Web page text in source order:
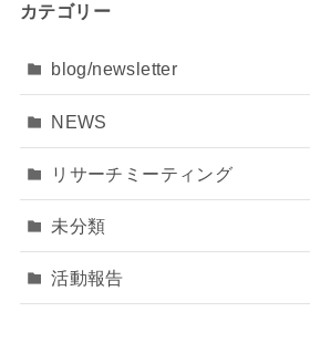
カテゴリー
blog/newsletter
NEWS
リサーチミーティング
未分類
活動報告